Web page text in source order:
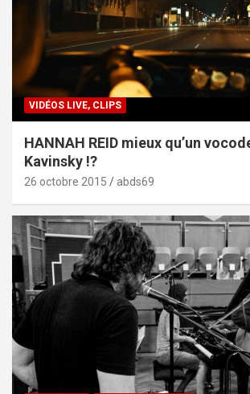
VIDÉOS LIVE, CLIPS
HANNAH REID mieux qu’un
Kavinsky !?
26 octobre 2015 abds69